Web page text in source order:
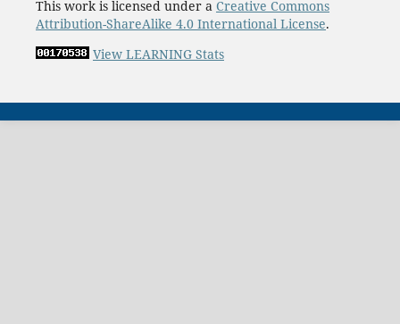
This work is licensed under a Creative Commons
Attribution-ShareAlike 4.0 International License.
View LEARNING Stats